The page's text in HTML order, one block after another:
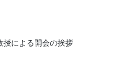
による開会の挨拶